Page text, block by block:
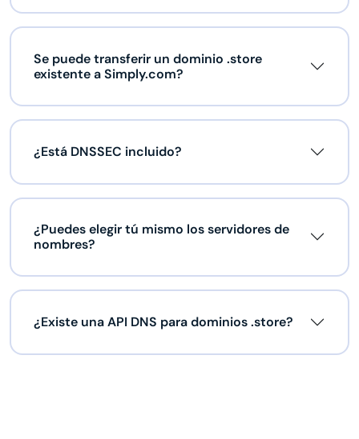
Se puede transferir un dominio .store
existente a Simply.com?
¿Está DNSSEC incluido?
¿Puedes elegir tú mismo los servidores de
nombres?
¿Existe una API DNS para dominios .store?